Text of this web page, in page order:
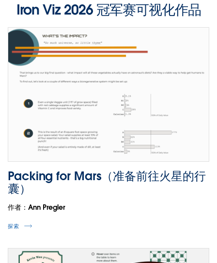
Iron Viz 2026 冠军赛可视化作品
Packing for Mars（准备前往火星的行
囊）
作者：Ann Pregler
探索